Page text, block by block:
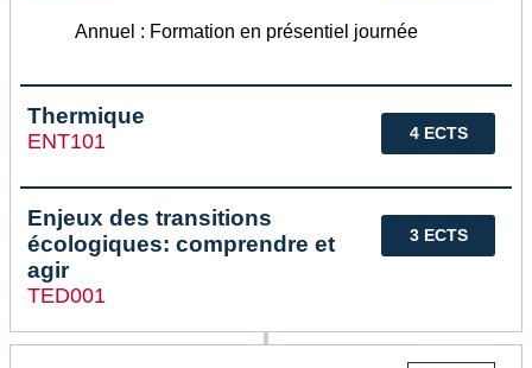
Annuel : Formation en présentiel journée
4 ECTS
Thermique
ENT101
3 ECTS
Enjeux des transitions
écologiques: comprendre et
agir
TED001